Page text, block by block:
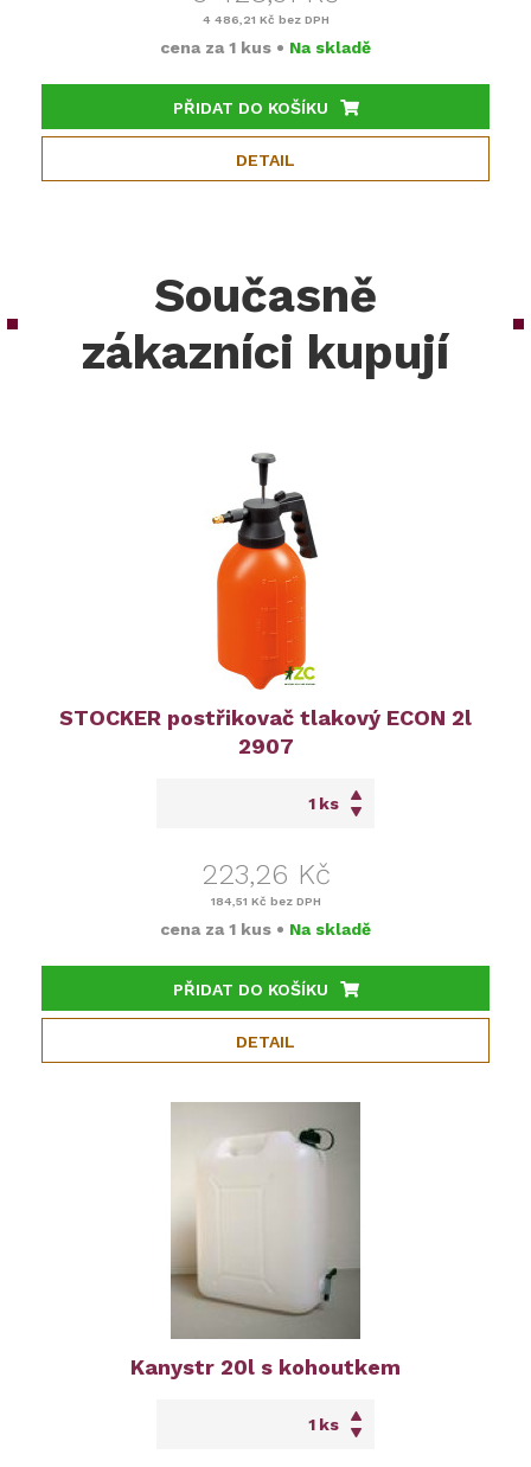
4 486,21 Kč bez DPH
cena za 1 kus • Na skladě
PŘIDAT DO KOŠÍKU
DETAIL
Současně
zákazníci kupují
STOCKER postřikovač tlakový ECON 2l
2907
ks
223,26 Kč
184,51 Kč bez DPH
cena za 1 kus • Na skladě
PŘIDAT DO KOŠÍKU
DETAIL
Kanystr 20l s kohoutkem
ks